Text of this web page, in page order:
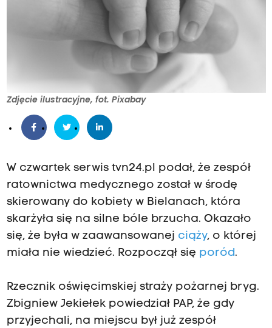
Zdjęcie ilustracyjne, fot. Pixabay
W czwartek serwis tvn24.pl podał, że zespół
ratownictwa medycznego został w środę
skierowany do kobiety w Bielanach, która
skarżyła się na silne bóle brzucha. Okazało
się, że była w zaawansowanej ciąży, o której
miała nie wiedzieć. Rozpoczął się poród.
Rzecznik oświęcimskiej straży pożarnej bryg.
Zbigniew Jekiełek powiedział PAP, że gdy
przyjechali, na miejscu był już zespół